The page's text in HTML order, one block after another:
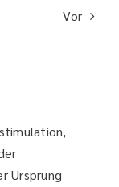
Vor
Ursprung